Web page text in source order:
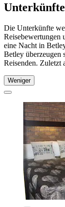
Die Unterkünfte
Reisebewertungen
eine Nacht in
Betley überzeugen
Reisenden. Zuletzt
Weniger